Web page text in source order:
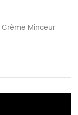
Crème Minceur